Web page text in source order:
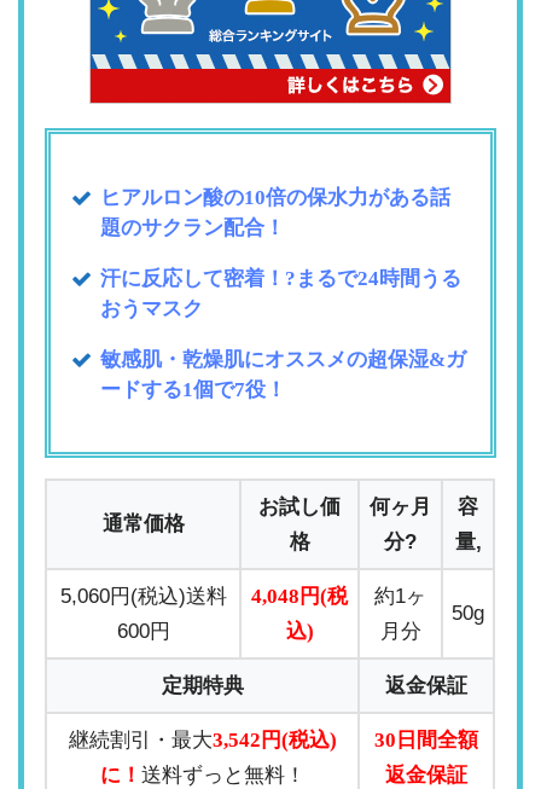
ヒアルロン酸の10倍の保水力がある話
題のサクラン配合！
汗に反応して密着！?まるで24時間うる
おうマスク
敏感肌・乾燥肌にオススメの超保湿&ガ
ードする1個で7役！
通常価格
お試し価
格
何ヶ月
分?
容
量,
5,060円(税込)送料
600円
4,048円(税
込)
約1ヶ
月分
50g
定期特典 返金保証
継続割引・最大3,542円(税込)
に！ 送料ずっと無料！
30日間全額
返金保証